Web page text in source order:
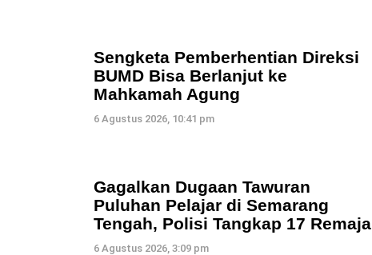
Sengketa Pemberhentian Direksi
BUMD Bisa Berlanjut ke
Mahkamah Agung
6 Agustus 2026, 10:41 pm
Gagalkan Dugaan Tawuran
Puluhan Pelajar di Semarang
Tengah, Polisi Tangkap 17 Remaja
6 Agustus 2026, 3:09 pm